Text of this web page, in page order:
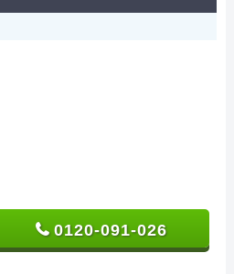
0120-091-026